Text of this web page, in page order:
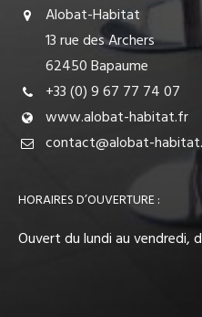
Alobat-Habitat
13 rue des Archers
62450 Bapaume
+33 (0) 9 67 77 74 07
www.alobat-habitat.fr
contact@alobat-
HORAIRES D’OUVERTURE :
Ouvert du lundi au vendredi,